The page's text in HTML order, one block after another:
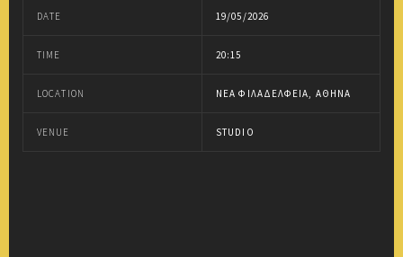
DATE 19/05/2026
TIME 20:15
LOCATION ΝΈΑ ΦΙΛΑΔΈΛΦΕΙΑ, ΑΘΉΝΑ
VENUE STUDIO